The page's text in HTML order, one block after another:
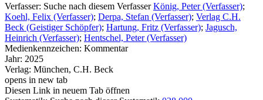
Verfasser: Suche nach diesem Verfasser König, Peter (Verfasser);
Koehl, Felix (Verfasser); Derpa, Stefan (Verfasser); Verlag C.H.
Beck (Geistiger Schöpfer); Hartung, Fritz (Verfasser); Jagusch,
Heinrich (Verfasser); Hentschel, Peter (Verfasser)
Medienkennzeichen: Kommentar
Jahr: 2025
Verlag: München, C.H. Beck
opens in new tab
Diesen Link in neuem Tab öffnen